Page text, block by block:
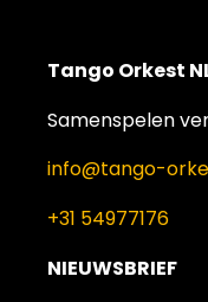
Tango Orkest
Samenspelen
info@tango-
+31 54977176
NIEUWSBRIEF